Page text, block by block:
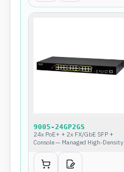
9005-24GP2GS
24x PoE+ + 2x FX/GbE SFP +
Console — Managed High-Density
(AC/DC)